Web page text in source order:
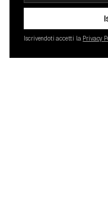
Iscrivendoti accetti la Privacy